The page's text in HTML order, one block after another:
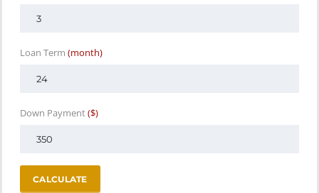
Loan Term (month)
Down Payment($)
CALCULATE